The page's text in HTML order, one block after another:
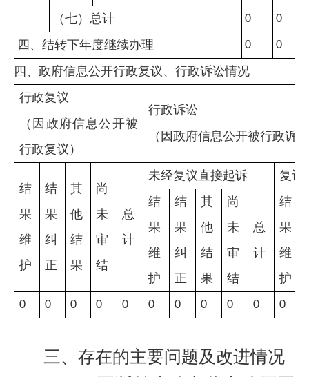
（七）总计 0 0
四、结转下年度继续办理 0 0
四、政府信息公开行政复议、行政诉讼情况
行政复议
（因政府信息公开被
行政复议）
行政诉讼
（因政府信息公开被行政诉
结
果
维
护
结
果
纠
正
其
他
结
果
尚
未
审
结
总
计
未经复议直接起诉
复议
结
果
维
护
结
果
纠
正
其
他
结
果
尚
未
审
结
总
计
结
果
维
护
0 0 0 0 0 0 0 0 0 0 0
三、存在的主要问题及改进情况